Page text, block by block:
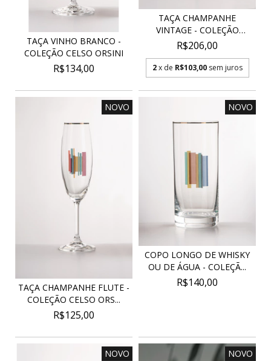
TAÇA VINHO BRANCO -
COLEÇÃO CELSO ORSINI
R$134,00
TAÇA CHAMPANHE
VINTAGE - COLEÇÃO
CELSO O...
R$206,00
2 x de R$103,00 sem juros
NOVO
TAÇA CHAMPANHE FLUTE -
COLEÇÃO CELSO ORS...
R$125,00
NOVO
COPO LONGO DE WHISKY
OU DE ÁGUA - COLEÇÃ...
R$140,00
NOVO NOVO